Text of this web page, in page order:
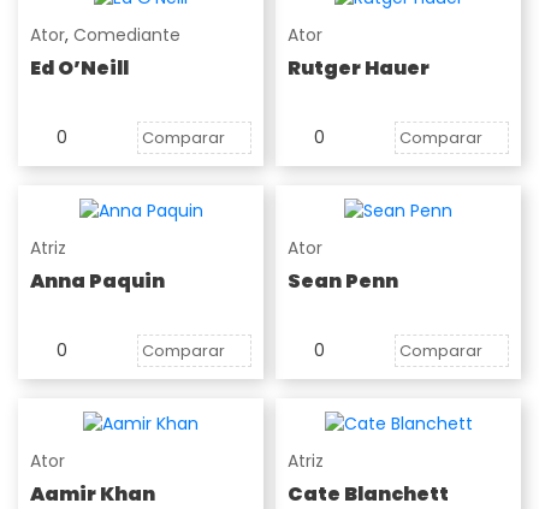
Ator, Comediante
Ed O’Neill
0 Comparar
Ator
Rutger Hauer
0 Comparar
Atriz
Anna Paquin
0 Comparar
Ator
Sean Penn
0 Comparar
Ator
Aamir Khan
Atriz
Cate Blanchett